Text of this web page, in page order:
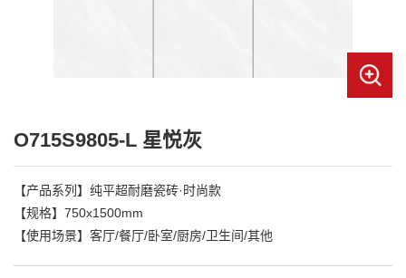
O715S9805-L 星悦灰
【产品系列】纯平超耐磨瓷砖·时尚款
【规格】750x1500mm
【使用场景】客厅/餐厅/卧室/厨房/卫生间/其他